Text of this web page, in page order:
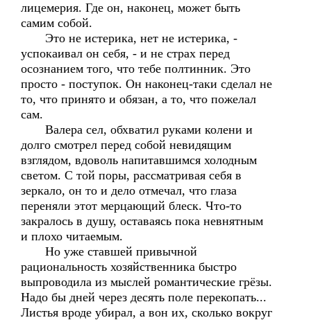
лицемерия. Где он, наконец, может быть
самим собой.
Это не истерика, нет не истерика, -
успокаивал он себя, - и не страх перед
осознанием того, что тебе полтинник. Это
просто - поступок. Он наконец-таки сделал не
то, что принято и обязан, а то, что пожелал
сам.
Валера сел, обхватил руками колени и
долго смотрел перед собой невидящим
взглядом, вдоволь напитавшимся холодным
светом. С той поры, рассматривая себя в
зеркало, он то и дело отмечал, что глаза
переняли этот мерцающий блеск. Что-то
закралось в душу, оставаясь пока невнятным
и плохо читаемым.
Но уже ставшей привычной
рациональность хозяйственника быстро
выпроводила из мыслей романтические грёзы.
Надо бы дней через десять поле перекопать...
Листья вроде убирал, а вон их, сколько вокруг